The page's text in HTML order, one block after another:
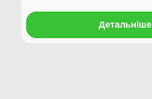
Детальніше